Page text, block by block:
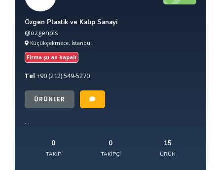
Özgen Plastik ve Kalıp Sanayi
@ozgenpls
Küçükçekmece, İstanbul
Firma şu an kapalı
Tel +90(212) 549-5270
ÜRÜNLER
0
TAKIP
0
TAKIPÇI
15
ÜRÜN